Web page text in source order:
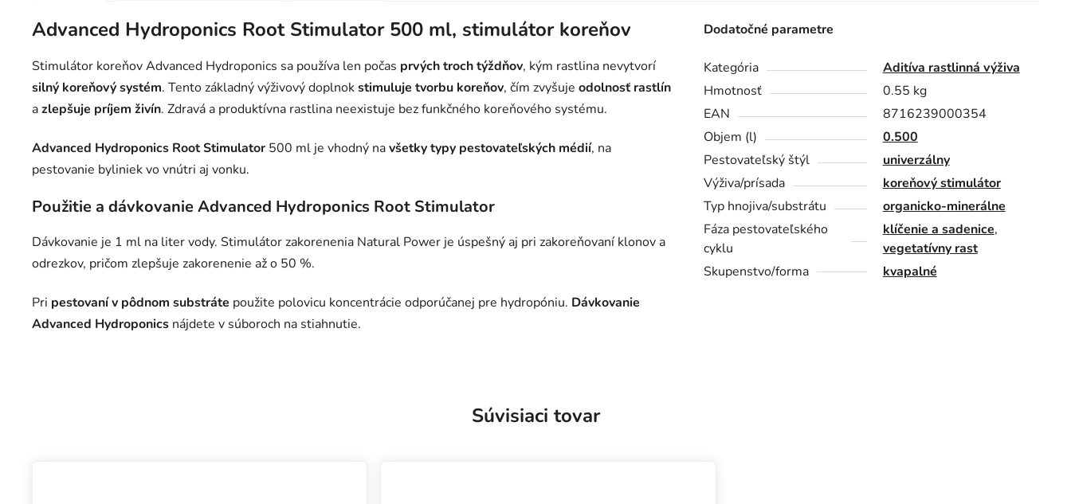
Advanced Hydroponics Root Stimulator 500 ml, stimulátor koreňov
Stimulátor koreňov Advanced Hydroponics sa používa len počas prvých troch týždňov, kým rastlina nevytvorí
silný koreňový systém. Tento základný výživový doplnokstimuluje tvorbu koreňov, čím zvyšuje odolnosť rastlín
azlepšuje príjem živín. Zdravá a produktívna rastlina neexistuje bez funkčného koreňového systému.
Advanced Hydroponics Root Stimulator 500 ml je vhodný navšetky typy pestovateľských médií, na
pestovanie byliniek vo vnútri aj vonku.
Použitie a dávkovanie Advanced Hydroponics Root Stimulator
Dávkovanie je 1 ml na liter vody. Stimulátor zakorenenia Natural Power je úspešný aj pri zakoreňovaní klonov a
odrezkov, pričom zlepšuje zakorenenie až o 50 %.
Pri pestovaní v pôdnom substráte použite polovicu koncentrácie odporúčanej pre hydropóniu. Dávkovanie
Advanced Hydroponics nájdete v súboroch na stiahnutie.
Dodatočné parametre
Kategória
Aditíva rastlinná výživa
Hmotnosť
0.55 kg
EAN
8716239000354
Objem (l)
0.500
Pestovateľský štýl
univerzálny
Výživa/prísada
koreňový stimulátor
Typ hnojiva/substrátu
organicko-minerálne
Fáza pestovateľského
cyklu
klíčenie a sadenice,
vegetatívny rast
Skupenstvo/forma
kvapalné
Súvisiaci tovar